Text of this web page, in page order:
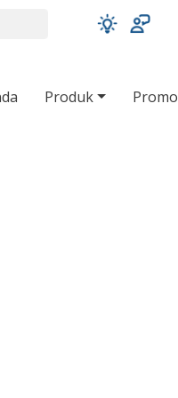
Produk Promo